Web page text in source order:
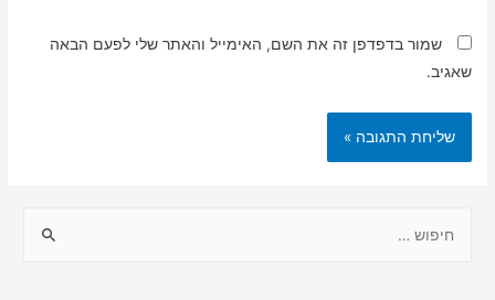
שמור בדפדפן זה את השם, האימייל והאתר שלי לפעם הבאה
שאגיב.